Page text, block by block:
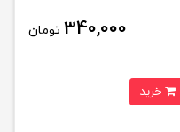
340,000 تومان